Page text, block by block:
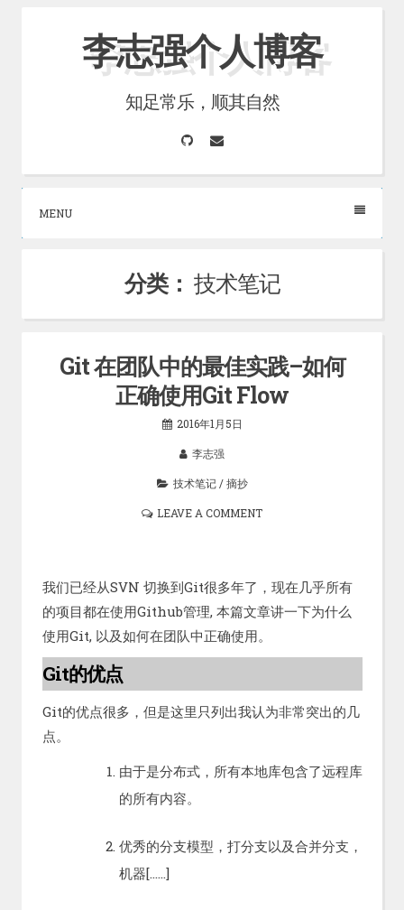
李志强个人博客
知足常乐，顺其自然
GitHubEmail
MENU
分类： 技术笔记
Git 在团队中的最佳实践–如何
正确使用Git Flow
2016年1月5日
李志强
技术笔记/摘抄
LEAVE A COMMENT
我们已经从SVN 切换到Git很多年了，现在几乎所有
的项目都在使用Github管理, 本篇文章讲一下为什么
使用Git, 以及如何在团队中正确使用。
Git的优点
Git的优点很多，但是这里只列出我认为非常突出的几
点。
由于是分布式，所有本地库包含了远程库
的所有内容。
优秀的分支模型，打分支以及合并分支，
机器[……]